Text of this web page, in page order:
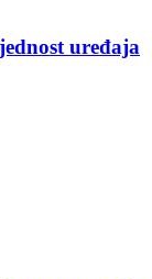
uređaja